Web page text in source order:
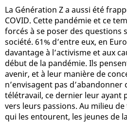
La Génération Z a aussi été
COVID. Cette pandémie et ce
forcés à se poser des questions
société. 61% d’entre eux, en
davantage à l’activisme et aux
début de la pandémie. Ils
avenir, et à leur manière de
n’envisagent pas
télétravail, ce dernier leur ayant
vers leurs passions. Au milieu
qui les entourent, les jeunes de